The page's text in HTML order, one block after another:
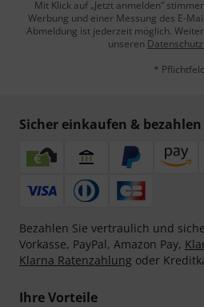
Mit Klick auf „Jetzt anmelden“
Werbung und einer Messung des E-
Abmeldung ist jederzeit möglich.
unseren
* Pflichtfeld
Sicher einkaufen & bezahlen
Bezahlen Sie vertraulich und
Vorkasse, PayPal, Amazon Pay,
Klarna Ratenzahlung oder
Ihre Vorteile